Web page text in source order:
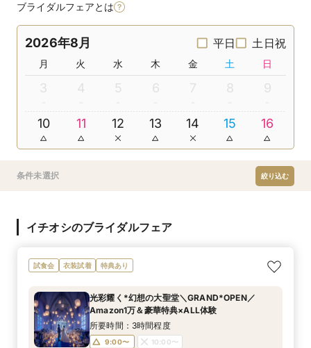
ブライダルフェアとは
2026年8月 平日 土日祝
月 火 水 木 金 土 日
3 4 5 6 7 8 9
10 11 12 13 14 15 16
条件未選択 絞り込む
イチオシのブライダルフェア
試食会 衣装試着 特典あり
光彩耀く*幻想の大聖堂＼GRAND*OPEN／
Amazon1万＆豪華特典×ALL体験
所要時間：3時間程度
9:00〜
10:00〜